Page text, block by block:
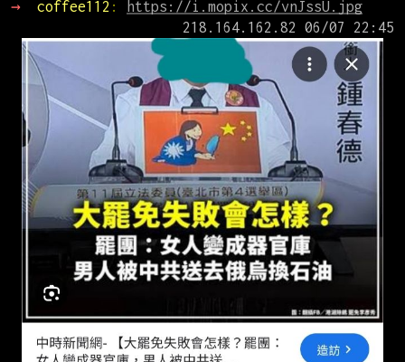
→
coffee112 :
https://i.mopix.cc/vnJssU.jpg